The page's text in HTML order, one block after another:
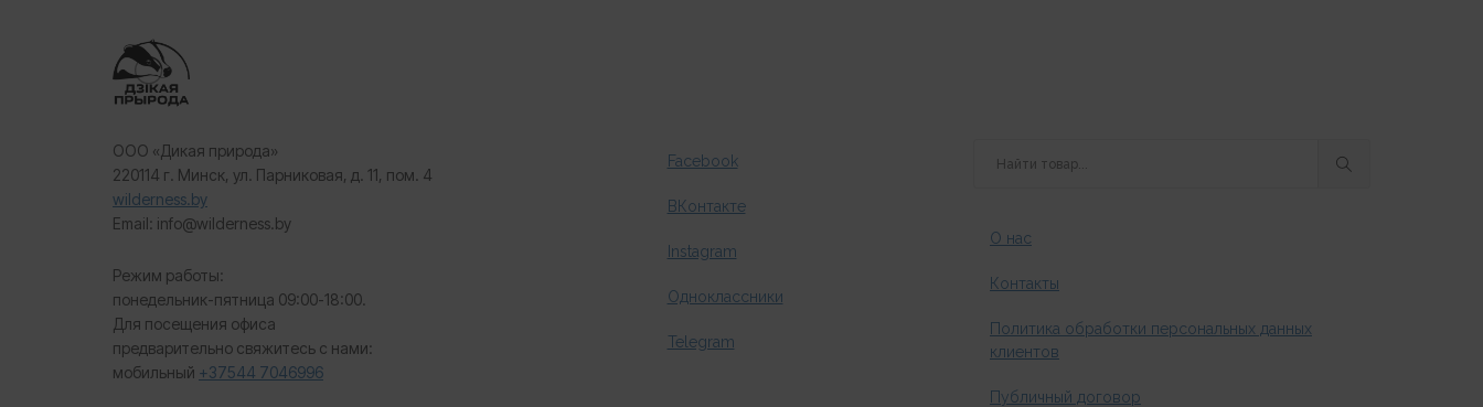
ООО «Дикая природа»
220114 г. Минск, ул. Парниковая, д. 11, пом. 4
wilderness.by
Email: info@wilderness.by
Режим работы:
понедельник-пятница 09:00-18:00.
Для посещения офиса
предварительно свяжитесь с нами:
мобильный +37544 7046996
Facebook
ВКонтакте
Instagram
Одноклассники
Telegram
О нас
Контакты
Политика обработки персональных данных
клиентов
Публичный договор